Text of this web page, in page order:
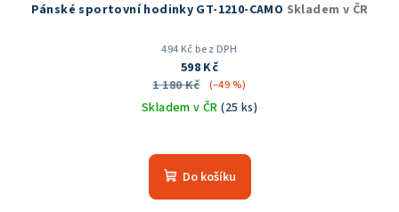
Pánské sportovní hodinky GT-1210-CAMO Skladem v ČR
494 Kč bez DPH
598 Kč
1 180 Kč
(–49 %)
Skladem v ČR(25 ks)
hodnocení
produktu
Do košíku